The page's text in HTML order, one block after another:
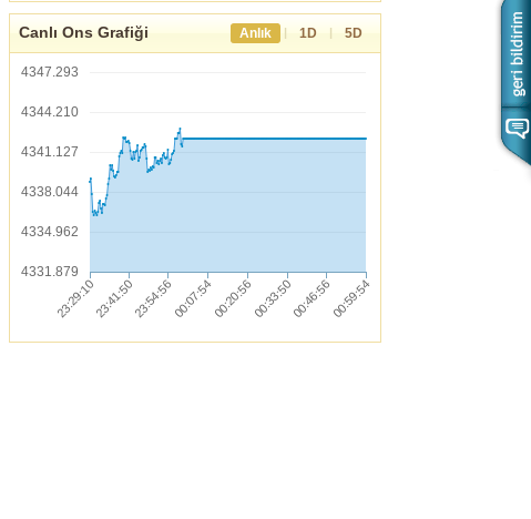
Canlı Ons Grafiği Anlık | 1D | 5D
4347.293
4344.210
4341.127
4338.044
4334.962
4331.879